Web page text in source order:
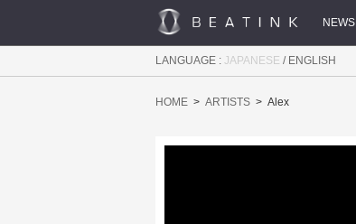
NEWS
LANGUAGE : JAPANESE / ENGLISH
HOME ARTISTS Alex